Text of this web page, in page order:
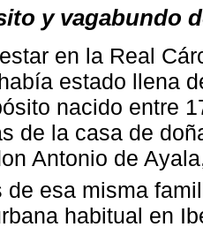
y vagabundo
en la Real
estado llena
nacido entre
de la casa de
Antonio de
de esa misma
habitual en